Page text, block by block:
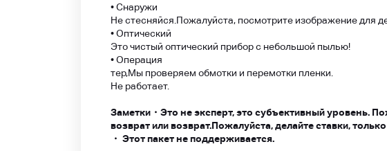
• Снаружи
Не стесняйся. Пожалуйста, посмотрите изображение для
• Оптический
Это чистый оптический прибор с небольшой пылью!
• Операция
тер,Мы проверяем обмотки и перемотки пленки.
Не работает.
Заметки ・ Это не эксперт, это субъективный уровень.
возврат или возврат.Пожалуйста, делайте ставки,
・ Этот пакет не поддерживается.